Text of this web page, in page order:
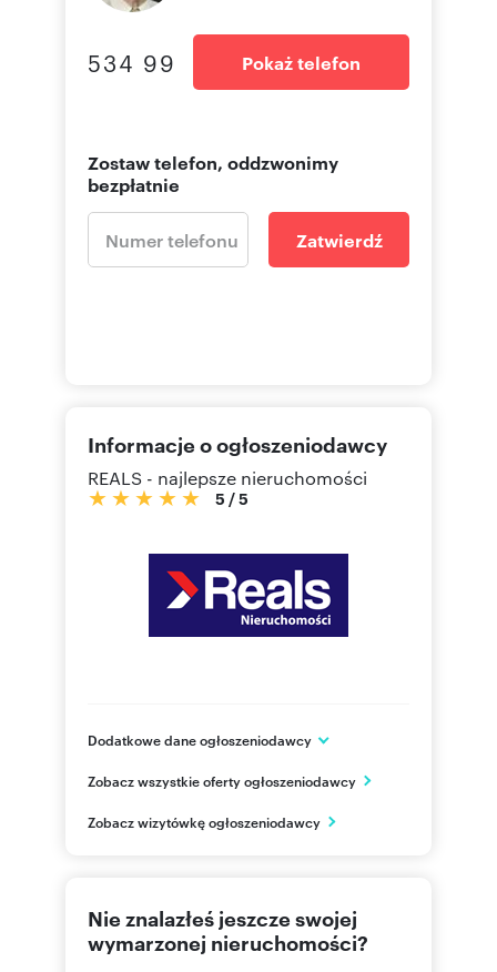
534 99 Pokaż telefon
Zostaw telefon, oddzwonimy
bezpłatnie
Zatwierdź
Informacje o ogłoszeniodawcy
REALS - najlepsze nieruchomości
5 /5
Dodatkowe dane ogłoszeniodawcy
Warszawa
PL
Zobacz wszystkie oferty ogłoszeniodawcy
Zobacz wizytówkę ogłoszeniodawcy
Nie znalazłeś jeszcze swojej
wymarzonej nieruchomości?